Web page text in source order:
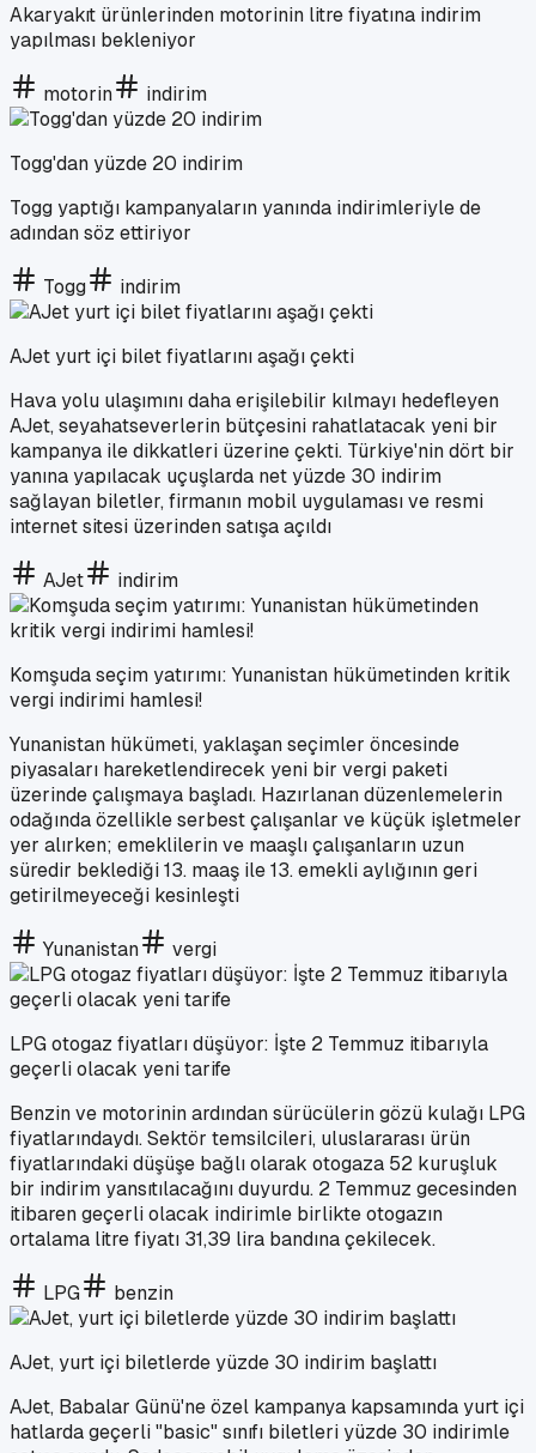
Akaryakıt ürünlerinden motorinin litre fiyatına indirim
yapılması bekleniyor
motorin indirim
Togg'dan yüzde 20 indirim
Togg yaptığı kampanyaların yanında indirimleriyle de
adından söz ettiriyor
Togg indirim
AJet yurt içi bilet fiyatlarını aşağı çekti
Hava yolu ulaşımını daha erişilebilir kılmayı hedefleyen
AJet, seyahatseverlerin bütçesini rahatlatacak yeni bir
kampanya ile dikkatleri üzerine çekti. Türkiye'nin dört bir
yanına yapılacak uçuşlarda net yüzde 30 indirim
sağlayan biletler, firmanın mobil uygulaması ve resmi
internet sitesi üzerinden satışa açıldı
AJet indirim
Komşuda seçim yatırımı: Yunanistan hükümetinden kritik
vergi indirimi hamlesi!
Yunanistan hükümeti, yaklaşan seçimler öncesinde
piyasaları hareketlendirecek yeni bir vergi paketi
üzerinde çalışmaya başladı. Hazırlanan düzenlemelerin
odağında özellikle serbest çalışanlar ve küçük işletmeler
yer alırken; emeklilerin ve maaşlı çalışanların uzun
süredir beklediği 13. maaş ile 13. emekli aylığının geri
getirilmeyeceği kesinleşti
Yunanistan vergi
LPG otogaz fiyatları düşüyor: İşte 2 Temmuz itibarıyla
geçerli olacak yeni tarife
Benzin ve motorinin ardından sürücülerin gözü kulağı LPG
fiyatlarındaydı. Sektör temsilcileri, uluslararası ürün
fiyatlarındaki düşüşe bağlı olarak otogaza 52 kuruşluk
bir indirim yansıtılacağını duyurdu. 2 Temmuz gecesinden
itibaren geçerli olacak indirimle birlikte otogazın
ortalama litre fiyatı 31,39 lira bandına çekilecek.
LPG benzin
AJet, yurt içi biletlerde yüzde 30 indirim başlattı
AJet, Babalar Günü'ne özel kampanya kapsamında yurt içi
hatlarda geçerli "basic" sınıfı biletleri yüzde 30 indirimle